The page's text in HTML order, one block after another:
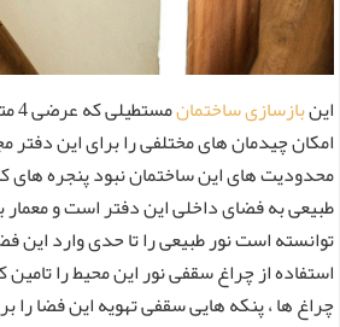
اینبازسازی ساختمان
امکان چیدمان های مختلفی را برای این دفتر
محدودیت های این ساختمان نبود پنجره های
طبیعی به فضای داخلی این دفتر است و معمار
توانسته است نور طبیعی را تا حدی وارد این
استفاده از چراغ سقفی نور این محیط را
چراغ ها ، پنکه هایی سقفی تهویه این فضا را